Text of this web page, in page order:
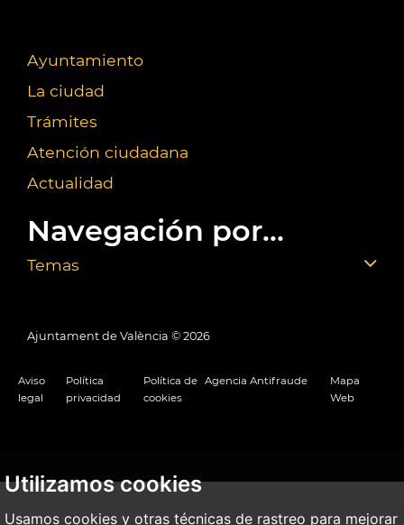
Utilizamos cookies
Usamos cookies y otras técnicas de rastreo para mejorar
Ayuntamiento
La ciudad
Trámites
Atención ciudadana
Actualidad
Navegación por...
Temas
Ajuntament de València © 2026
Aviso
legal
Política
privacidad
Política de
cookies
Agencia Antifraude
Mapa
Web